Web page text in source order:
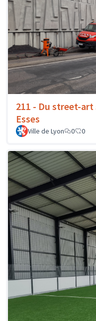
211 - Du street-
Esses
Ville de Lyon 0 0